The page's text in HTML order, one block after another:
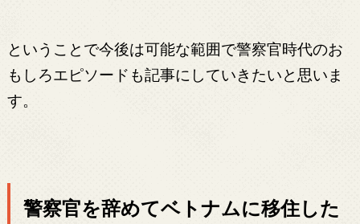
ということで今後は可能な範囲で警察官時代のお
もしろエピソードも記事にしていきたいと思いま
す。
警察官を辞めてベトナムに移住した